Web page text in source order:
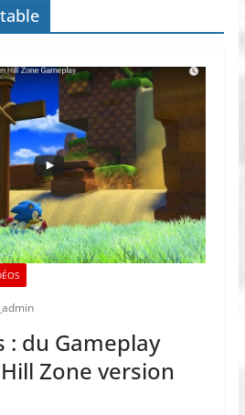
: du Gameplay
Zone version